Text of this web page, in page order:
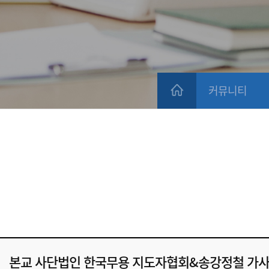
커뮤니티
본교 사단법인 한국무용 지도자협회&송강정철 가